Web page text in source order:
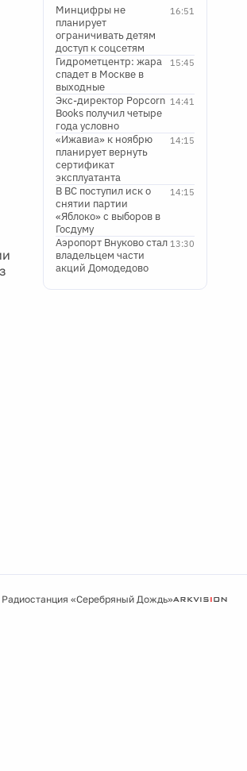
16:51
Минцифры не
планирует
ограничивать детям
доступ к соцсетям
15:45
Гидрометцентр: жара
спадет в Москве в
выходные
14:41
Экс-директор Popcorn
Books получил четыре
года условно
14:15
«Ижавиа» к ноябрю
планирует вернуть
сертификат
эксплуатанта
14:15
В ВС поступил иск о
снятии партии
«Яблоко» с выборов в
Госдуму
13:30
Аэропорт Внуково стал
владельцем части
акций Домодедово
Радиостанция «Серебряный Дождь»